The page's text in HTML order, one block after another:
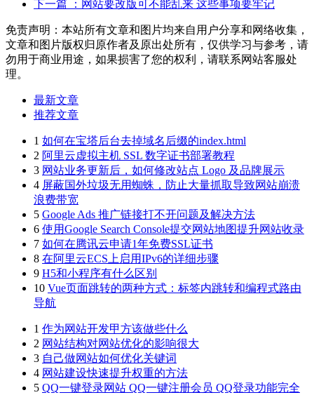
下一篇
：网站要改版可不能乱来 这些事项要牢记
免责声明：本站所有文章和图片均来自用户分享和网络收集，
文章和图片版权归原作者及原出处所有，仅供学习与参考，请
勿用于商业用途，如果损害了您的权利，请联系网站客服处
理。
最新文章
推荐文章
1 如何在宝塔后台去掉域名后缀的index.html
2 阿里云虚拟主机 SSL 数字证书部署教程
3 网站业务更新后，如何修改站点 Logo 及品牌展示
4 屏蔽国外垃圾无用蜘蛛，防止大量抓取导致网站崩溃
浪费带宽
5 Google Ads 推广链接打不开问题及解决方法
6 使用Google Search Console提交网站地图提升网站收录
7 如何在腾讯云申请1年免费SSL证书
8 在阿里云ECS上启用IPv6的详细步骤
9 H5和小程序有什么区别
10 Vue页面跳转的两种方式：标签内跳转和编程式路由
导航
1 作为网站开发甲方该做些什么
2 网站结构对网站优化的影响很大
3 自己做网站如何优化关键词
4 网站建设快速提升权重的方法
5 QQ一键登录网站 QQ一键注册会员 QQ登录功能完全